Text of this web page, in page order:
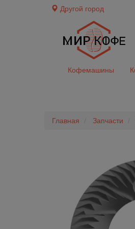
Другой город
Кофемашины
Главная Запчасти